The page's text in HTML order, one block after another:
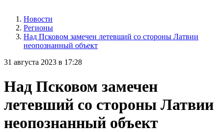
Новости
Регионы
Над Псковом замечен летевший со стороны Латвии
неопознанный объект
31 августа 2023 в 17:28
Над Псковом замечен
летевший со стороны Латвии
неопознанный объект